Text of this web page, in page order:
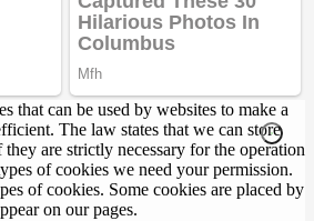
that can be used by websites to make a
The law states that we can store
are strictly necessary for the operation
of cookies we need your permission.
of cookies. Some cookies are placed by
on our pages.